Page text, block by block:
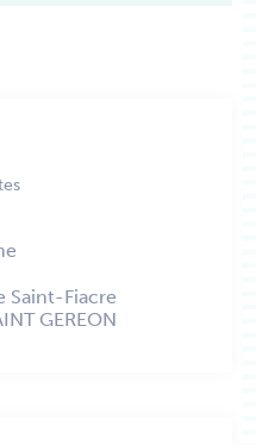
Saint-Fiacre
GEREON